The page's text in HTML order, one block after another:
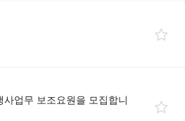
업무 보조요원을 모집합니